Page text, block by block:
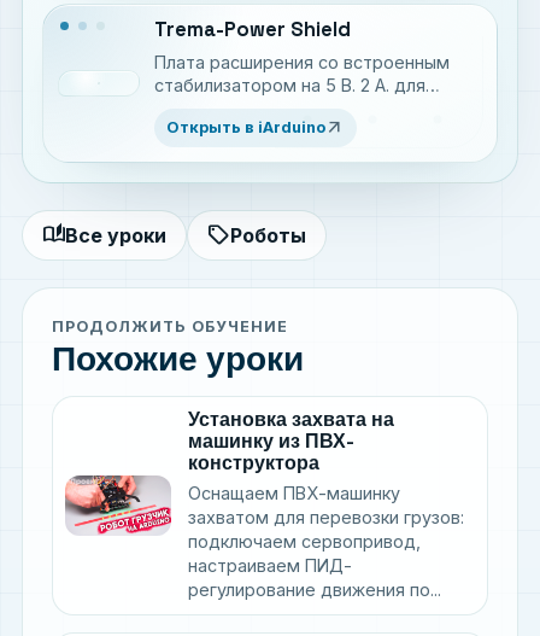
Trema-Power Shield
Плата расширения со встроенным
стабилизатором на 5 В. 2 А. для
периферийных устройств
Открыть в iArduino arrow_outward
auto_storiesВсе уроки sellРоботы
ПРОДОЛЖИТЬ ОБУЧЕНИЕ
Похожие уроки
Установка захвата на
машинку из ПВХ-
конструктора
Оснащаем ПВХ-машинку
захватом для перевозки грузов:
подключаем сервопривод,
настраиваем ПИД-
регулирование движения по...